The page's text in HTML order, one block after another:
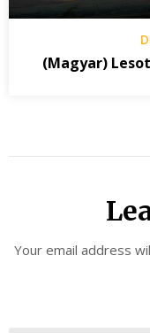
(Magyar)
Your email address